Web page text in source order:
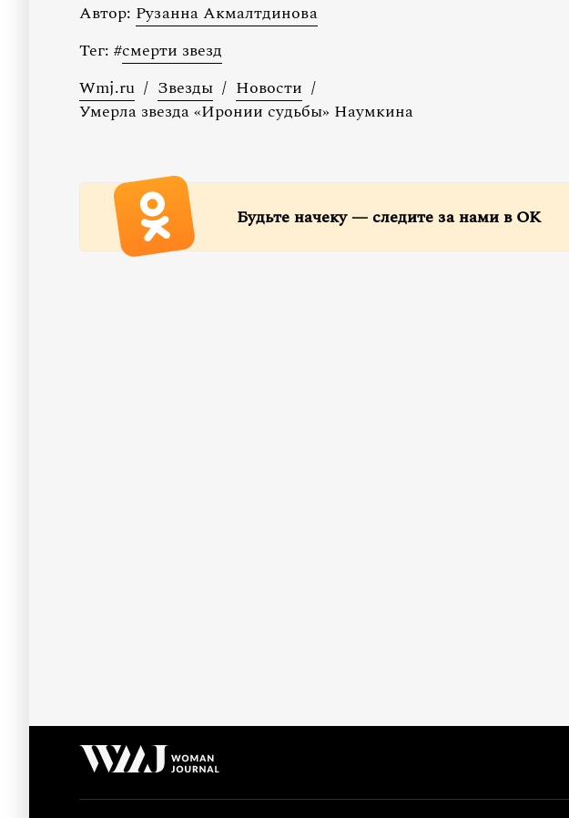
Автор: Рузанна Акмалтдинова
Тег: #смерти звезд
Wmj.ru / Звезды / Новости /
Умерла звезда «Иронии судьбы» Наумкина
Будьте начеку — следите за нами в ОК